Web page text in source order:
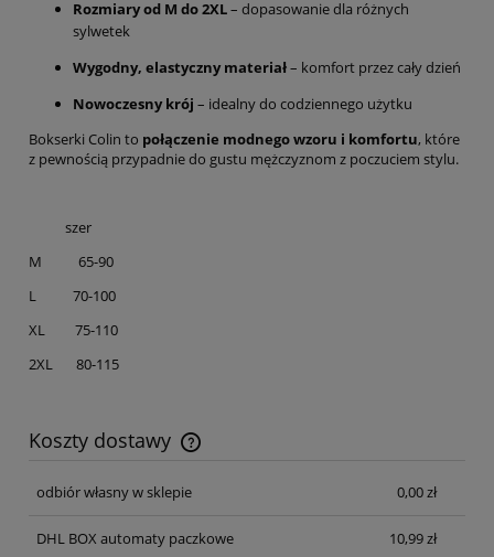
Rozmiary od M do 2XL– dopasowanie dla różnych
sylwetek
Wygodny, elastyczny materiał– komfort przez cały dzień
Nowoczesny krój – idealny do codziennego użytku
Bokserki Colin to połączenie modnego wzoru i komfortu, które
z pewnością przypadnie do gustu mężczyznom z poczuciem stylu.
szer
M 65-90
L 70-100
XL 75-110
2XL 80-115
Koszty dostawy
Cena nie zawiera ewentualnych kosztów płatności
odbiór własny w sklepie
0,00 zł
DHL BOX automaty paczkowe 10,99 zł